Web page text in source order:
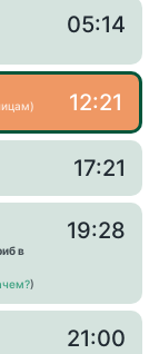
05:14
12:21
17:21
в
)
19:28
21:00